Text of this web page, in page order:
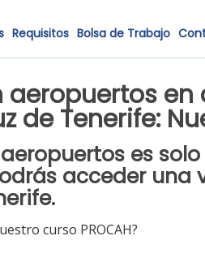
Requisitos Bolsa de Trabajo
Tenerife:
es
acceder una
curso PROCAH?